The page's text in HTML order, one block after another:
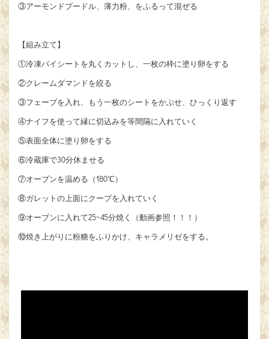
③アーモンドプードル、薄力粉、をふるって混ぜる
【組み立て】
①冷凍パイシートを丸くカットし、一枚の枠に塗り卵をする
②クレームダマンドを絞る
③フェーブを入れ、もう一枚のシートをかぶせ、ひっくり返す
④ナイフを使って縁に切込みを等間隔に入れていく
⑤表面全体に塗り卵をする
⑥冷蔵庫で30分休ませる
⑦オーブンを温める（180℃）
⑧ガレットの上面にクープを入れていく
⑨オーブンに入れて25~45分焼く（動画参照！！！）
⑩焼き上がりに粉糖をふりかけ、キャラメリゼをする。